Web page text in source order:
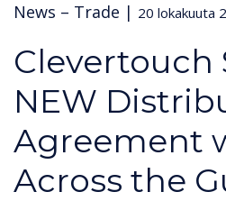
News – Trade | 20 lokakuuta
Clevertouch
NEW
Agreement
Across the